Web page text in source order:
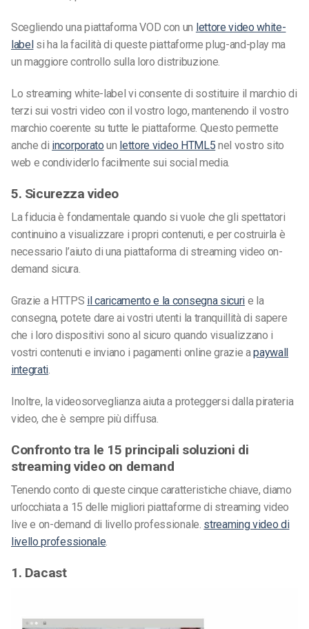
Scegliendo una piattaforma VOD con un lettore video white-
labelsi ha la facilità di queste piattaforme plug-and-play ma
un maggiore controllo sulla loro distribuzione.
Lo streaming white-label vi consente di sostituire il marchio di
terzi sui vostri video con il vostro logo, mantenendo il vostro
marchio coerente su tutte le piattaforme. Questo permette
anche di incorporato un lettore video HTML5 nel vostro sito
web e condividerlo facilmente sui social media.
5. Sicurezza video
La fiducia è fondamentale quando si vuole che gli spettatori
continuino a visualizzare i propri contenuti, e per costruirla è
necessario l’aiuto di una piattaforma di streaming video on-
demand sicura.
Grazie a HTTPS il caricamento e la consegna sicuri e la
consegna, potete dare ai vostri utenti la tranquillità di sapere
che i loro dispositivi sono al sicuro quando visualizzano i
vostri contenuti e inviano i pagamenti online grazie apaywall
integrati.
Inoltre, la videosorveglianza aiuta a proteggersi dalla pirateria
video, che è sempre più diffusa.
Confronto tra le 15 principali soluzioni di
streaming video on demand
Tenendo conto di queste cinque caratteristiche chiave, diamo
un’occhiata a 15 delle migliori piattaforme di streaming video
live e on-demand di livello professionale. streaming video di
livello professionale.
1. Dacast